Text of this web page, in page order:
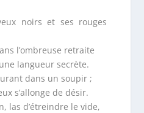
noirs et ses rouges
l’ombreuse retraite
langueur secrète.
dans un soupir ;
s’allonge de désir.
las d’étreindre le vide,